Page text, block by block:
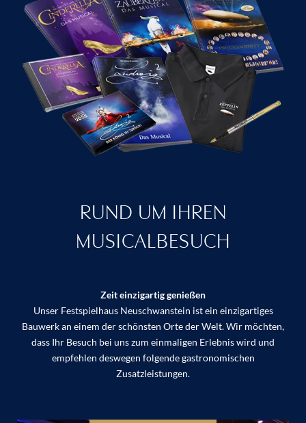
RUND UM IHREN
MUSICALBESUCH
Zeit einzigartig genießen
Unser Festspielhaus Neuschwanstein ist ein einzigartiges
Bauwerk an einem der schönsten Orte der Welt. Wir möchten,
dass Ihr Besuch bei uns zum einmaligen Erlebnis wird und
empfehlen deswegen folgende gastronomischen
Zusatzleistungen.